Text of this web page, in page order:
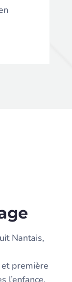
Nantais,
première
l’enfance,